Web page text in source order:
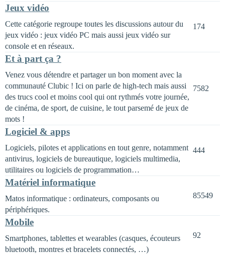
Jeux vidéo
Cette catégorie regroupe toutes les discussions autour du
jeux vidéo : jeux vidéo PC mais aussi jeux vidéo sur
console et en réseaux.
174
Et à part ça ?
Venez vous détendre et partager un bon moment avec la
communauté Clubic ! Ici on parle de high-tech mais aussi
des trucs cool et moins cool qui ont rythmés votre journée,
de cinéma, de sport, de cuisine, le tout parsemé de jeux de
mots !
7582
Logiciel & apps
Logiciels, pilotes et applications en tout genre, notamment
antivirus, logiciels de bureautique, logiciels multimedia,
utilitaires ou logiciels de programmation…
444
Matériel informatique
Matos informatique : ordinateurs, composants ou
périphériques.
85549
Mobile
Smartphones, tablettes et wearables (casques, écouteurs
bluetooth, montres et bracelets connectés, …)
92